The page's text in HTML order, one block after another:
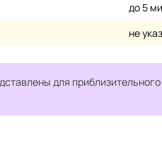
до 5
не
для